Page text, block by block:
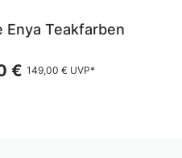
Teakfarben
€ 149,00 € UVP*